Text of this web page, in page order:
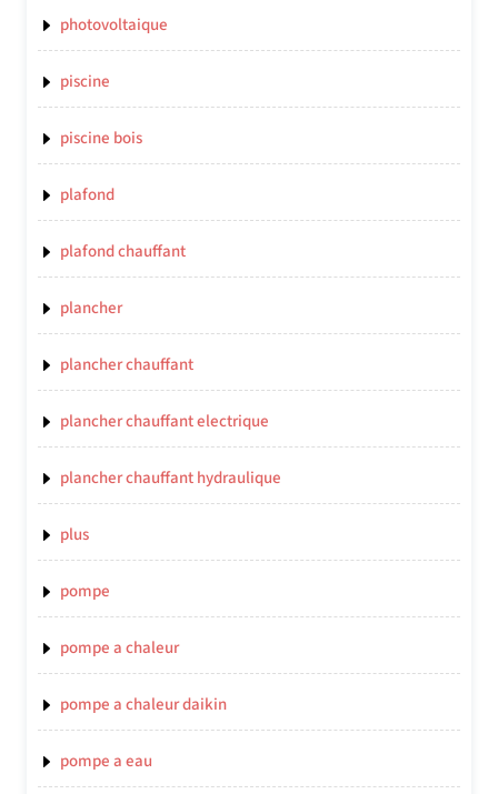
photovoltaique
piscine
piscine bois
plafond
plafond chauffant
plancher
plancher chauffant
plancher chauffant electrique
plancher chauffant hydraulique
plus
pompe
pompe a chaleur
pompe a chaleur daikin
pompe a eau